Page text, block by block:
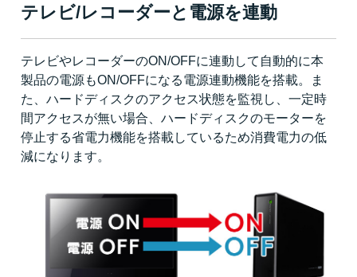
テレビ/レコーダーと電源を連動
テレビやレコーダーのON/OFFに連動して自動的に本
製品の電源もON/OFFになる電源連動機能を搭載。ま
た、ハードディスクのアクセス状態を監視し、一定時
間アクセスが無い場合、ハードディスクのモーターを
停止する省電力機能を搭載しているため消費電力の低
減になります。